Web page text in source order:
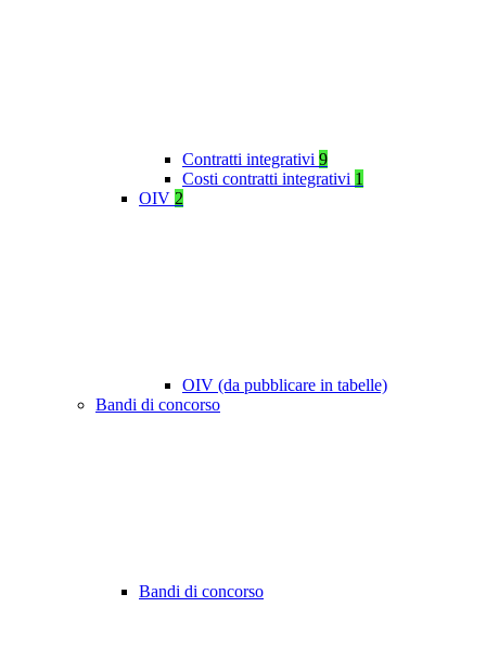
Contratti integrativi 9
Costi contratti integrativi 1
OIV 2
OIV (da pubblicare in tabelle)
Bandi di concorso
Bandi di concorso